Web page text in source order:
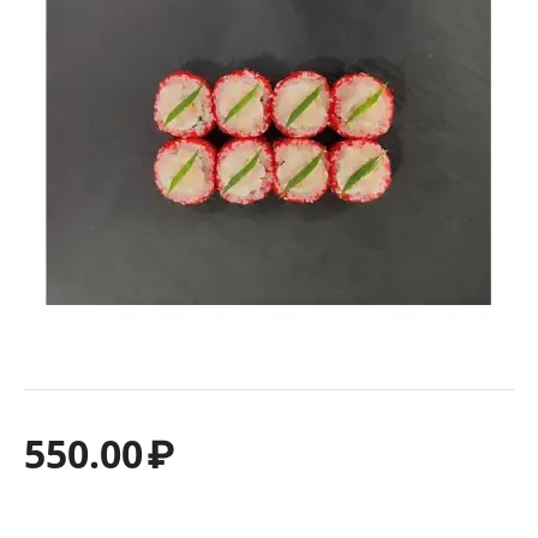
550.00₽